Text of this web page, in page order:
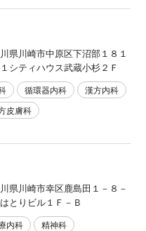
県川崎市中原区下沼部１８１
シティハウス武蔵小杉２Ｆ
循環器内科
漢方内科
皮膚科
県川崎市幸区鹿島田１－８－
とりビル１Ｆ－Ｂ
内科 精神科